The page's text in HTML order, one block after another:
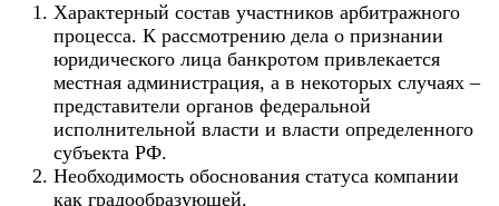
Характерный состав участников арбитражного
процесса. К рассмотрению дела о признании
юридического лица банкротом привлекается
местная администрация, а в некоторых случаях –
представители органов федеральной
исполнительной власти и власти определенного
субъекта РФ.
Необходимость обоснования статуса компании
как градообразующей.